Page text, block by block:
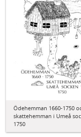
Ödehemman 1660-1750
skattehemman i Umeå
1750